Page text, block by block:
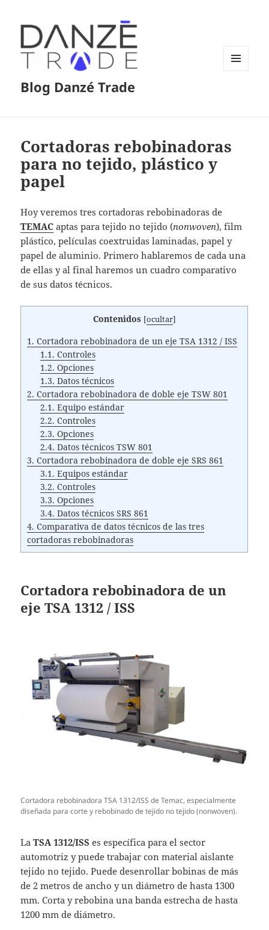
Blog Danzé Trade
Cortadoras rebobinadoras
para no tejido, plástico y
papel
Hoy veremos tres cortadoras rebobinadoras de
TEMAC aptas para tejido no tejido (nonwoven), film
plástico, películas coextruidas laminadas, papel y
papel de aluminio. Primero hablaremos de cada una
de ellas y al final haremos un cuadro comparativo
de sus datos técnicos.
Contenidos [ocultar]
1. Cortadora rebobinadora de un eje TSA 1312 / ISS
1.1. Controles
1.2. Opciones
1.3. Datos técnicos
2. Cortadora rebobinadora de doble eje TSW 801
2.1. Equipo estándar
2.2. Controles
2.3. Opciones
2.4. Datos técnicos TSW 801
3. Cortadora rebobinadora de doble eje SRS 861
3.1. Equipos estándar
3.2. Controles
3.3. Opciones
3.4. Datos técnicos SRS 861
4. Comparativa de datos técnicos de las tres
cortadoras rebobinadoras
Cortadora rebobinadora de un
eje TSA 1312 / ISS
Cortadora rebobinadora TSA 1312/ISS de Temac, especialmente
diseñada para corte y rebobinado de tejido no tejido (nonwoven).
LaTSA 1312/ISS es específica para el sector
automotriz y puede trabajar con material aislante
tejido no tejido. Puede desenrollar bobinas de más
de 2 metros de ancho y un diámetro de hasta 1300
mm. Corta y rebobina una banda estrecha de hasta
1200 mm de diámetro.